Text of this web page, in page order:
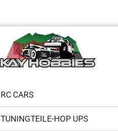
RC CARS
TUNINGTEILE-HOP UPS